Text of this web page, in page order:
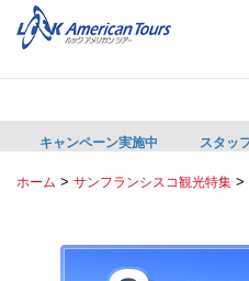
キャンペーン実施中 スタッ
ホーム > サンフランシスコ観光特集 >